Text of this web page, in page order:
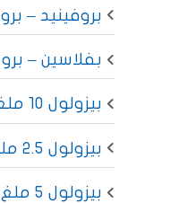
بروفينيد – برو 50 ملغ
بفلاسين – برو 400 ملغ
بيزولول 10 ملغ
بيزولول 2.5 ملغ
بيزولول 5 ملغ